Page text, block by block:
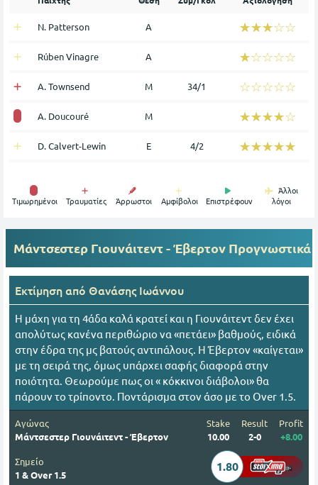
N. Patterson Α ☆☆☆☆☆
★★★★★
Rúben Vinagre Α ☆☆☆☆☆
★★★★★
A. Townsend Μ 34/1 ☆☆☆☆☆
★★★★★
A. Doucouré Μ ☆☆☆☆☆
★★★★★
D. Calvert-Lewin Ε 4/2 ☆☆☆☆☆
★★★★★
Tιμωρημένοι Τραυματίες Άρρωστοι Αμφίβολοι Επιστρέφουν
Άλλοι
λόγοι
Μάντσεστερ Γιουνάιτεντ - Έβερτον Προγνωστικά
Εκτίμηση από Θανάσης Ιωάννου
Η μάχη για τη 4άδα καλά κρατεί και η Γιουνάιτεντ δεν έχει
απολύτως κανένα περιθώριο να «πετάει» βαθμούς, ειδικά
στην έδρα της μς βατούς αντιπάλους. Η Έβερτον «καίγεται»
με τη σειρά της, όμως υπάρχει σαφής διαφορά στην
ποιότητα. Θεωρούμε πως οι « κόκκινοι διάβολοι» θα
πάρουν το τρίποντο. Ποντάρισμα στον άσο με το Over 1.5.
Αγώνας
Μάντσεστερ Γιουνάιτεντ - Έβερτον
Stake
10.00
Result
2-0
Profit
+8.00
Σημείο
1 & Over 1.5
1.80